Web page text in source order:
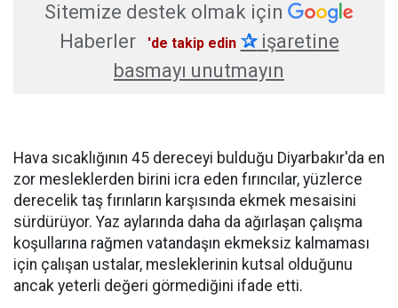
Sitemize destek olmak için
Haberler
'de takip edin ✰işaretine
basmayı unutmayın
Hava sıcaklığının 45 dereceyi bulduğu Diyarbakır'da en
zor mesleklerden birini icra eden fırıncılar, yüzlerce
derecelik taş fırınların karşısında ekmek mesaisini
sürdürüyor. Yaz aylarında daha da ağırlaşan çalışma
koşullarına rağmen vatandaşın ekmeksiz kalmaması
için çalışan ustalar, mesleklerinin kutsal olduğunu
ancak yeterli değeri görmediğini ifade etti.